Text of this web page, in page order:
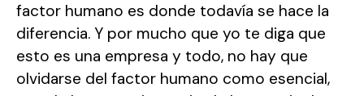
factor humano es donde todavía se hace la
diferencia. Y por mucho que yo te diga que
esto es una empresa y todo, no hay que
olvidarse del factor humano como esencial,